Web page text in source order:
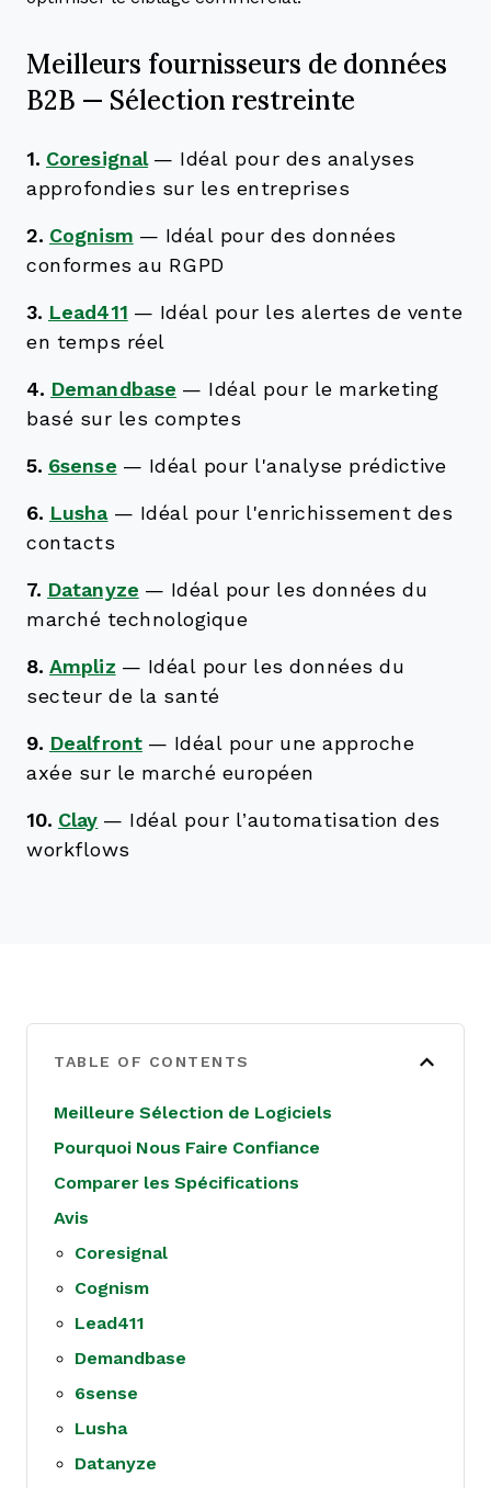
Meilleurs fournisseurs de données
B2B — Sélection restreinte
1. Coresignal — Idéal pour des analyses
approfondies sur les entreprises
2. Cognism — Idéal pour des données
conformes au RGPD
3. Lead411 — Idéal pour les alertes de vente
en temps réel
4. Demandbase — Idéal pour le marketing
basé sur les comptes
5. 6sense — Idéal pour l'analyse prédictive
6. Lusha — Idéal pour l'enrichissement des
contacts
7. Datanyze — Idéal pour les données du
marché technologique
8. Ampliz — Idéal pour les données du
secteur de la santé
9. Dealfront — Idéal pour une approche
axée sur le marché européen
10. Clay — Idéal pour l’automatisation des
workflows
TABLE OF CONTENTS
Meilleure Sélection de Logiciels
Pourquoi Nous Faire Confiance
Comparer les Spécifications
Avis
Coresignal
Cognism
Lead411
Demandbase
6sense
Lusha
Datanyze